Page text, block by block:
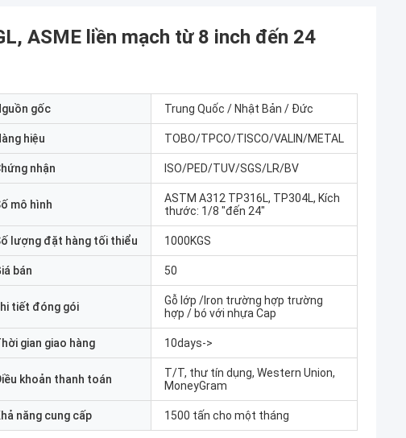
ASME liền mạch từ 8 inch đến 24
gốc Trung Quốc / Nhật Bản / Đức
hiệu TOBO/TPCO/TISCO/VALIN/METAL
nhận ISO/PED/TUV/SGS/LR/BV
mô hình
ASTM A312 TP316L, TP304L, Kích
thước: 1/8 "đến 24"
lượng đặt hàng tối thiểu 1000KGS
bán 50
tiết đóng gói
Gỗ lớp /Iron trường hợp trường
hợp / bó với nhựa Cap
gian giao hàng 10days->
khoản thanh toán
T/T, thư tín dụng, Western Union,
MoneyGram
năng cung cấp 1500 tấn cho một tháng